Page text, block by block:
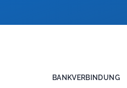
BANKVERBINDUNG